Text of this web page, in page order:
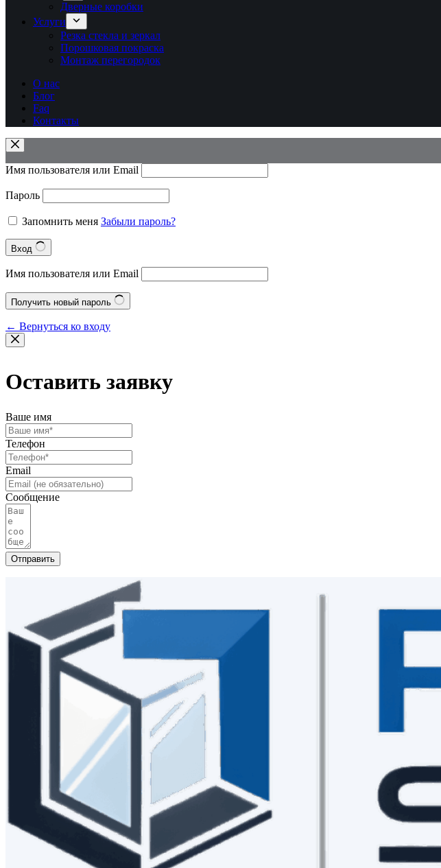
Дверные коробки
Услуги
Резка стекла и зеркал
Порошковая покраска
Монтаж перегородок
О нас
Блог
Faq
Контакты
Имя пользователя или Email
Пароль
Запомнить меня Забыли пароль?
Вход
Имя пользователя или Email
Получить новый пароль
← Вернуться ко входу
Оставить заявку
Ваше имя
Телефон
Email
Сообщение
Отправить